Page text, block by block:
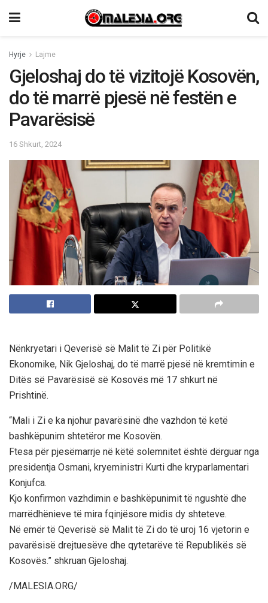
Hyrje Lajme
Gjeloshaj do të vizitojë Kosovën,
do të marrë pjesë në festën e
Pavarësisë
16 Shkurt, 2024
Nënkryetari i Qeverisë së Malit të Zi për Politikë
Ekonomike, Nik Gjeloshaj, do të marrë pjesë në kremtimin e
Ditës së Pavarësisë së Kosovës më 17 shkurt në
Prishtinë.
“Mali i Zi e ka njohur pavarësinë dhe vazhdon të ketë
bashkëpunim shtetëror me Kosovën.
Ftesa për pjesëmarrje në këtë solemnitet është dërguar nga
presidentja Osmani, kryeministri Kurti dhe kryparlamentari
Konjufca.
Kjo konfirmon vazhdimin e bashkëpunimit të ngushtë dhe
marrëdhënieve të mira fqinjësore midis dy shteteve.
Në emër të Qeverisë së Malit të Zi do të uroj 16 vjetorin e
pavarësisë drejtuesëve dhe qytetarëve të Republikës së
Kosovës.” shkruan Gjeloshaj.
/MALESIA.ORG/